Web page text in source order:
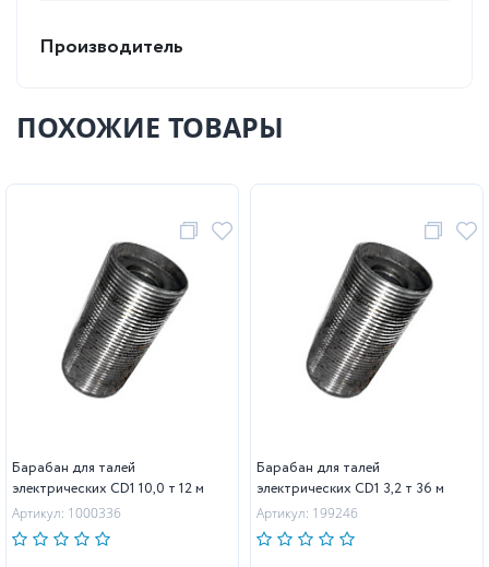
Производитель
ПОХОЖИЕ ТОВАРЫ
Барабан для талей
электрических CD1 10,0 т 12 м
Артикул: 1000336
Барабан для талей
электрических CD1 3,2 т 36 м
Артикул: 199246